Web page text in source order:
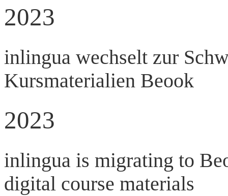
2023
inlingua wechselt zur
Kursmaterialien Beook
2023
inlingua is migrating to
digital course materials